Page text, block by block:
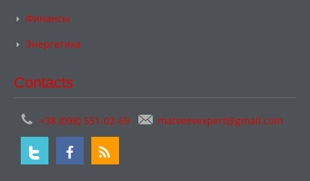
Финансы
Энергетика
Contacts
+38 (098) 551-02-69 matveevexpert@gmail.com